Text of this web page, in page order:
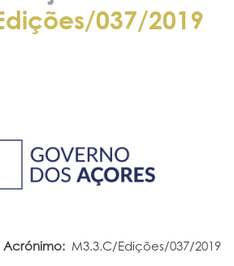
037/2019
Acrónimo: M3.3.C/Edições/037/2019